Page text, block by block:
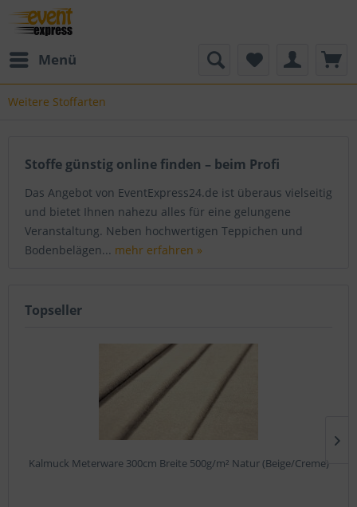
Menü
Weitere Stoffarten
Stoffe günstig online finden – beim Profi
Das Angebot von EventExpress24.de ist überaus vielseitig
und bietet Ihnen nahezu alles für eine gelungene
Veranstaltung. Neben hochwertigen Teppichen und
Bodenbelägen... mehr erfahren »
Topseller
Kalmuck Meterware 300cm Breite 500g/m² Natur (Beige/Creme)